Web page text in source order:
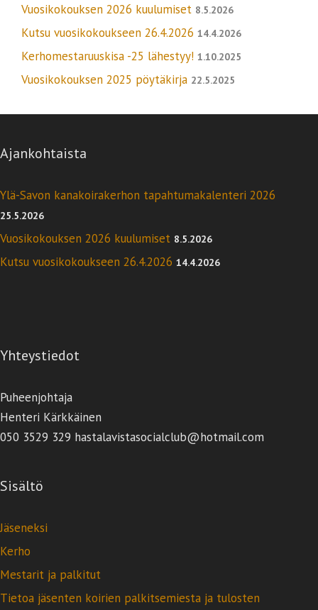
Vuosikokouksen 2026 kuulumiset 8.5.2026
Kutsu vuosikokoukseen 26.4.2026 14.4.2026
Kerhomestaruuskisa -25 lähestyy! 1.10.2025
Vuosikokouksen 2025 pöytäkirja 22.5.2025
Ajankohtaista
Ylä-Savon kanakoirakerhon tapahtumakalenteri 2026
25.5.2026
Vuosikokouksen 2026 kuulumiset 8.5.2026
Kutsu vuosikokoukseen 26.4.2026 14.4.2026
Yhteystiedot
Puheenjohtaja
Henteri Kärkkäinen
050 3529 329 hastalavistasocialclub@hotmail.com
Sisältö
Jäseneksi
Kerho
Mestarit ja palkitut
Tietoa jäsenten koirien palkitsemiesta ja tulosten